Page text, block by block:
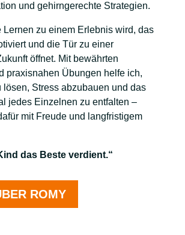
und gehirngerechte Strategien.
Lernen zu einem Erlebnis wird, das
und die Tür zu einer
öffnet. Mit bewährten
praxisnahen Übungen helfe ich,
lösen, Stress abzubauen und das
jedes Einzelnen zu entfalten –
mit Freude und langfristigem
das Beste verdient.“
ROMY